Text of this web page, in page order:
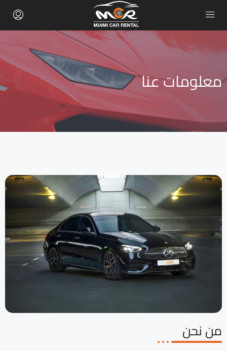
معلومات عنا
من نحن